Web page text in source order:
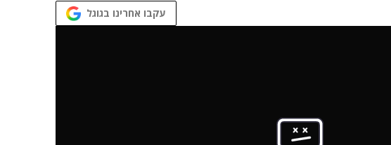
עקבו אחרינו בגוגל